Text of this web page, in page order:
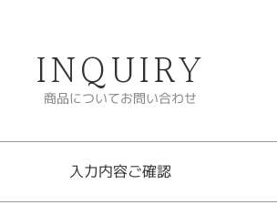
INQUIRY
商品についてお問い合わせ
入力内容ご確認